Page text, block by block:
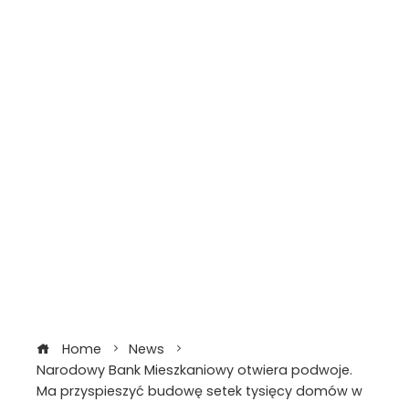
Home
News
Narodowy Bank Mieszkaniowy otwiera podwoje.
Ma przyspieszyć budowę setek tysięcy domów w